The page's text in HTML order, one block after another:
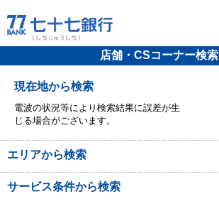
店舗・CSコーナー検索
現在地から検索
電波の状況等により検索結果に誤差が生
じる場合がございます。
エリアから検索
サービス条件から検索